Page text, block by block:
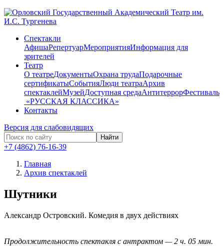
Спектакли
АфишаРепертуарМероприятияИнформация для
зрителей
Театр
О театреДокументыОхрана трудаПодарочные
сертификатыСобытияЛюди театраАрхив
спектаклейМузейДоступная средаАнтитеррорФестиваль
​ «РУССКАЯ КЛАССИКА»
Контакты
Версия для слабовидящих
Найти
+7 (4862) 76-16-39
Главная
Архив спектаклей
Шутники
Александр Островский. Комедия в двух действиях
Продолжительность спектакля с антрактом — 2 ч. 05 мин.